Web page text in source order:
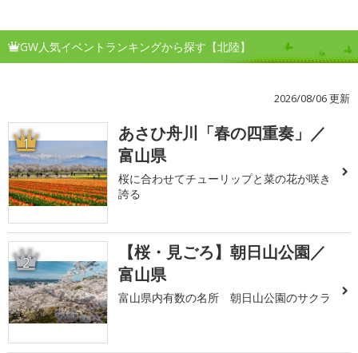
GW人気イベントランキングから探す【北陸】
2026/08/06 更新
1
あさひ舟川「春の四重奏」／
富山県
桜に合わせてチューリップと菜の花が咲き
誇る
2
【桜・見ごろ】朝日山公園／
富山県
富山県内有数の名所 朝日山公園のサクラ